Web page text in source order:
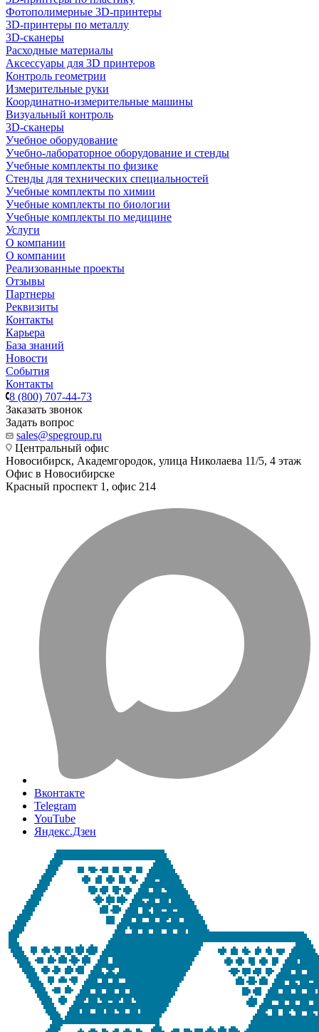
Фотополимерные 3D-принтеры
3D-принтеры по металлу
3D-сканеры
Расходные материалы
Аксессуары для 3D принтеров
Контроль геометрии
Измерительные руки
Координатно-измерительные машины
Визуальный контроль
3D-сканеры
Учебное оборудование
Учебно-лабораторное оборудование и стенды
Учебные комплекты по физике
Стенды для технических специальностей
Учебные комплекты по химии
Учебные комплекты по биологии
Учебные комплекты по медицине
Услуги
О компании
О компании
Реализованные проекты
Отзывы
Партнеры
Реквизиты
Контакты
Карьера
База знаний
Новости
События
Контакты
8 (800) 707-44-73
Заказать звонок
Задать вопрос
sales@spegroup.ru
Центральный офис
Новосибирск, Академгородок, улица Николаева 11/5, 4 этаж
Офис в Новосибирске
Красный проспект 1, офис 214
Вконтакте
Telegram
YouTube
Яндекс.Дзен